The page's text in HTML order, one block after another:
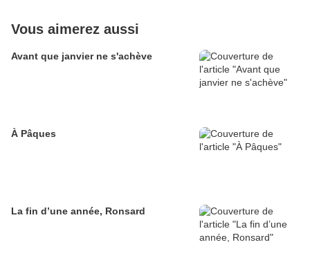
Vous aimerez aussi
Avant que janvier ne s'achève
À Pâques
La fin d’une année, Ronsard